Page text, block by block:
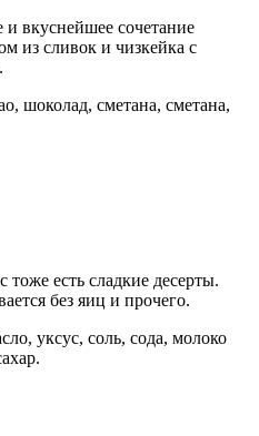
и вкуснейшее сочетание
из сливок и чизкейка с
шоколад, сметана, сметана,
тоже есть сладкие десерты.
без яиц и прочего.
уксус, соль, сода, молоко